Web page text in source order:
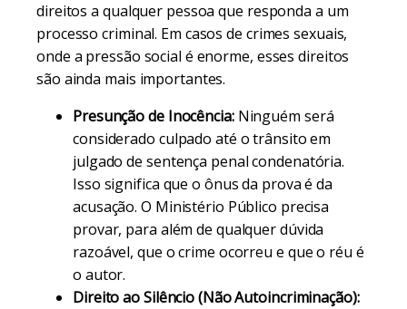
direitos a qualquer pessoa que responda a um
processo criminal. Em casos de crimes sexuais,
onde a pressão social é enorme, esses direitos
são ainda mais importantes.
Presunção de Inocência:Ninguém será
considerado culpado até o trânsito em
julgado de sentença penal condenatória.
Isso significa que o ônus da prova é da
acusação. O Ministério Público precisa
provar, para além de qualquer dúvida
razoável, que o crime ocorreu e que o réu é
o autor.
Direito ao Silêncio (Não Autoincriminação):